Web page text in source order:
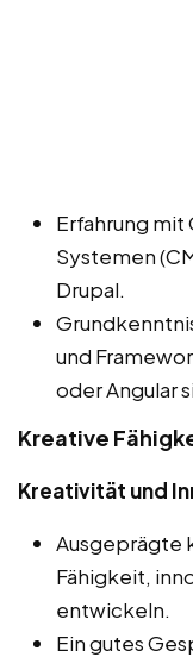
Erfahrung
Systemen
Drupal.
und
oder Angular
Kreative
Kreativität und
Ausgeprägte
Fähigkeit,
entwickeln.
Ein gutes